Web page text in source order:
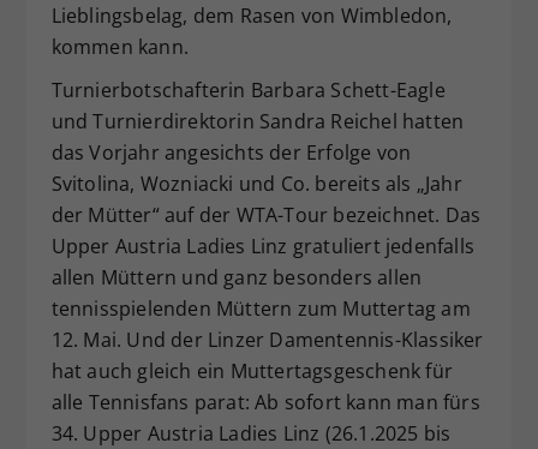
Lieblingsbelag, dem Rasen von Wimbledon,
kommen kann.
Turnierbotschafterin Barbara Schett-Eagle
und Turnierdirektorin Sandra Reichel hatten
das Vorjahr angesichts der Erfolge von
Svitolina, Wozniacki und Co. bereits als „Jahr
der Mütter“ auf der WTA-Tour bezeichnet. Das
Upper Austria Ladies Linz gratuliert jedenfalls
allen Müttern und ganz besonders allen
tennisspielenden Müttern zum Muttertag am
12. Mai. Und der Linzer Damentennis-Klassiker
hat auch gleich ein Muttertagsgeschenk für
alle Tennisfans parat: Ab sofort kann man fürs
34. Upper Austria Ladies Linz (26.1.2025 bis